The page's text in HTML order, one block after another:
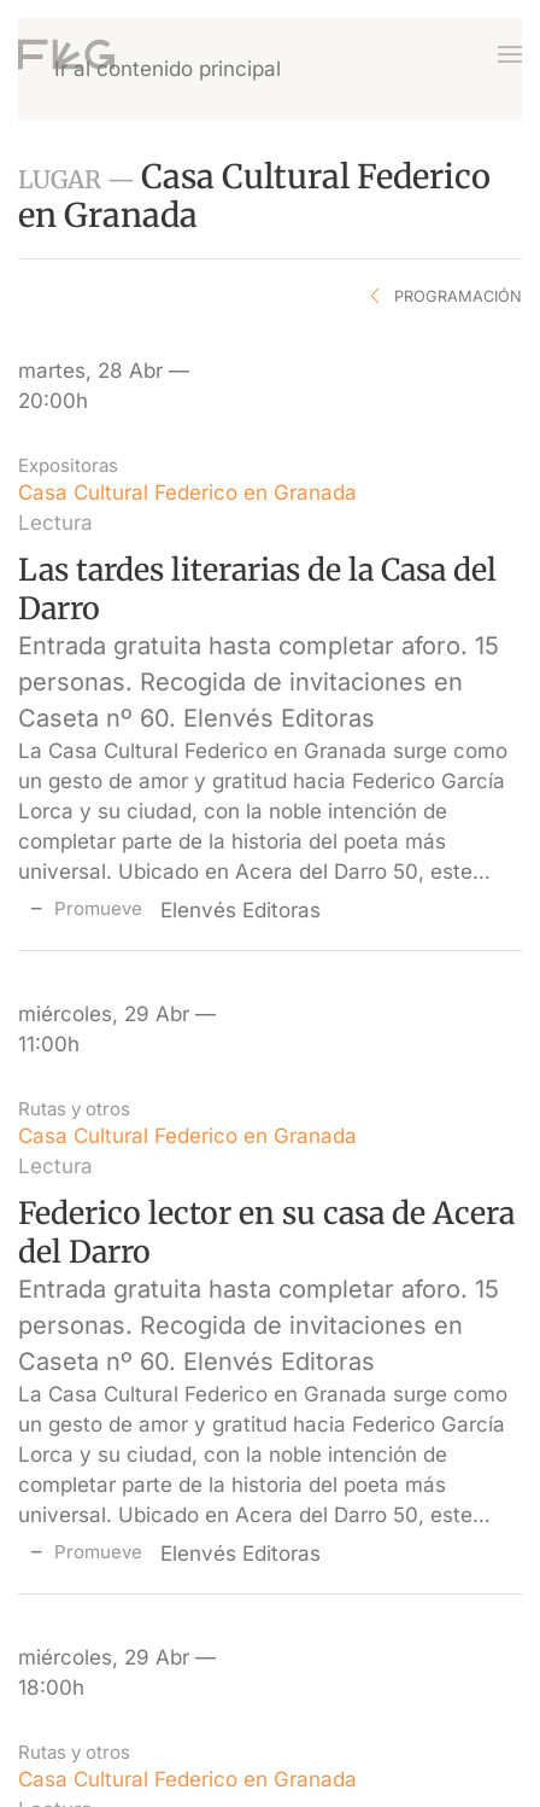
Ir al contenido principal
LUGAR — Casa Cultural Federico
en Granada
PROGRAMACIÓN
martes, 28 Abr —
20:00h
Expositoras
Casa Cultural Federico en Granada
Lectura
Las tardes literarias de la Casa del
Darro
Entrada gratuita hasta completar aforo. 15
personas. Recogida de invitaciones en
Caseta nº 60. Elenvés Editoras
La Casa Cultural Federico en Granada surge como
un gesto de amor y gratitud hacia Federico García
Lorca y su ciudad, con la noble intención de
completar parte de la historia del poeta más
universal. Ubicado en Acera del Darro 50, este…
Promueve Elenvés Editoras
miércoles, 29 Abr —
11:00h
Rutas y otros
Casa Cultural Federico en Granada
Lectura
Federico lector en su casa de Acera
del Darro
Entrada gratuita hasta completar aforo. 15
personas. Recogida de invitaciones en
Caseta nº 60. Elenvés Editoras
La Casa Cultural Federico en Granada surge como
un gesto de amor y gratitud hacia Federico García
Lorca y su ciudad, con la noble intención de
completar parte de la historia del poeta más
universal. Ubicado en Acera del Darro 50, este…
Promueve Elenvés Editoras
miércoles, 29 Abr —
18:00h
Rutas y otros
Casa Cultural Federico en Granada